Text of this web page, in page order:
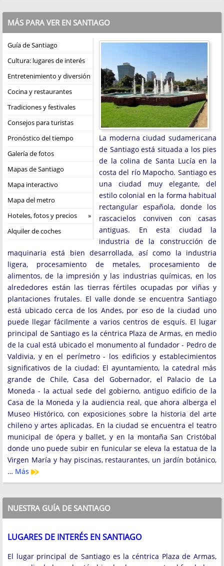
MÁS PARA VER EN SANTIAGO
Guía de Santiago
Cultura: lugares de interés
Entretenimiento y diversión
Cocina y restaurantes
Tradiciones y festivales
Consejos para turistas
Pronóstico del tiempo
Galería de fotos
Mapas de Santiago
Mapa interactivo
Mapa del metro
Hoteles, fotos y precios
Alquiler de coches
La moderna ciudad sudamericana
de Santiago está situada a los pies
de la colina de Santa Lucía en la
costa del río Mapocho. Santiago es
una ciudad muy elegante, del
estilo colonial en la forma habitual
rectangular española, donde los
rascacielos conviven con casas
antiguas. En esta ciudad la
industria de la construcción de
maquinaria está bien desarrollada, así como la industria
ligera, procesamiento de metales, procesamiento de
alimentos, de la impresión y las industrias químicas, en los
alrededores están las tierras fértiles ocupadas por viñas y
plantaciones frutales. El valle donde se encuentra Santiago
está ubicado cerca de los Andes, por eso de la ciudad uno
puede llegar fácilmente a varios centros de esquís. El lugar
principal de Santiago es la céntrica Plaza de Armas, en medio
de la cual está ubicado el monumento al fundador - Pedro de
Valdivia, y en el perímetro - los edificios y establecimientos
significativos de la ciudad: El ayuntamiento, la catedral más
grande de Chile, Casa del Gobernador, el Palacio de La
Moneda - la actual sede del gobierno, antiguo edificio de la
Casa de la Moneda y la audiencia real, que ahora alberga el
Museo Histórico, con exposiciones sobre la historia del arte
chileno y artes aplicadas. En la ciudad se encuentra el teatro
municipal de ópera y ballet, y en la montaña San Cristóbal
donde uno puede subir en funicular se eleva la estatua de la
Virgen María y hay piscinas, restaurantes, un jardín botánico,
… Más
NUESTRA GUÍA DE SANTIAGO
LUGARES DE INTERÉS EN SANTIAGO
El lugar principal de Santiago es la céntrica Plaza de Armas,